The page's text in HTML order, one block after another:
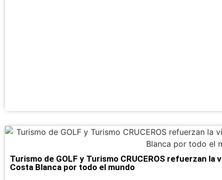
Turismo de GOLF y Turismo CRUCEROS refuerzan
Costa Blanca por todo el mundo